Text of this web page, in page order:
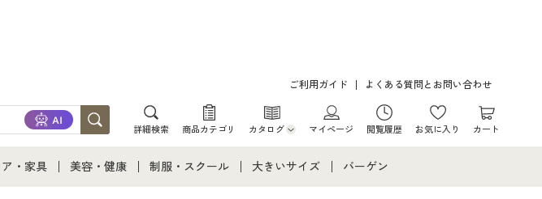
ご利用ガイド よくある質問とお問い合わせ
詳細検索 商品カテゴリ カタログ
カタログ・チラシからのご注文
マイページ 閲覧履歴 お気に入り カート
・家具 美容・健康 制服・スクール 大きいサイズ バーゲン